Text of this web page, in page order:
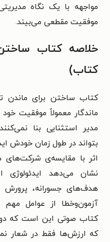
مواجهه با یک نگاه
موفقیت مقطعی می‌بیند.
خلاصه کتاب
کتاب)
کتاب ساختن برای
ماندگار معمولاً موفقیت
مدیر استثنایی بنا
بتواند در طول زمان خودش
اثر با مقایسه‌ی
نشان می‌دهد ایدئولوژی
هدف‌های جسورانه، پرورش
آزمون‌وخطا از عوامل مهم
کتاب صوتی این است که
که ارزش‌ها فقط در شعار